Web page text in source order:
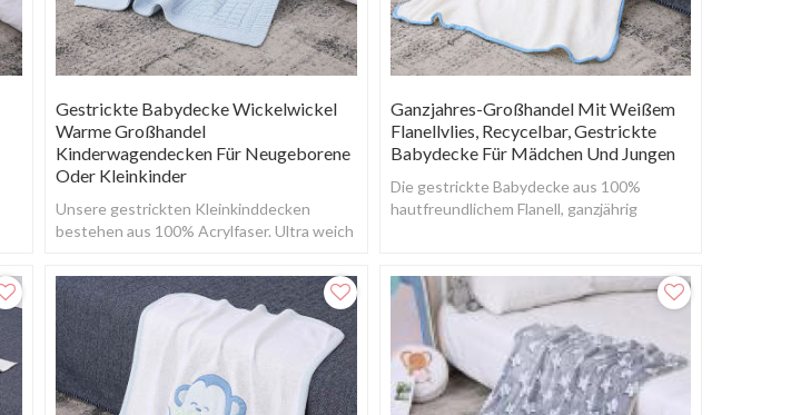
Gestrickte Babydecke Wickelwickel
Warme Großhandel
Kinderwagendecken Für Neugeborene
Oder Kleinkinder
Unsere gestrickten Kleinkinddecken
bestehen aus 100% Acrylfaser. Ultra weich
Ganzjahres-Großhandel Mit Weißem
Flanellvlies, Recycelbar, Gestrickte
Babydecke Für Mädchen Und Jungen
Die gestrickte Babydecke aus 100%
hautfreundlichem Flanell, ganzjährig